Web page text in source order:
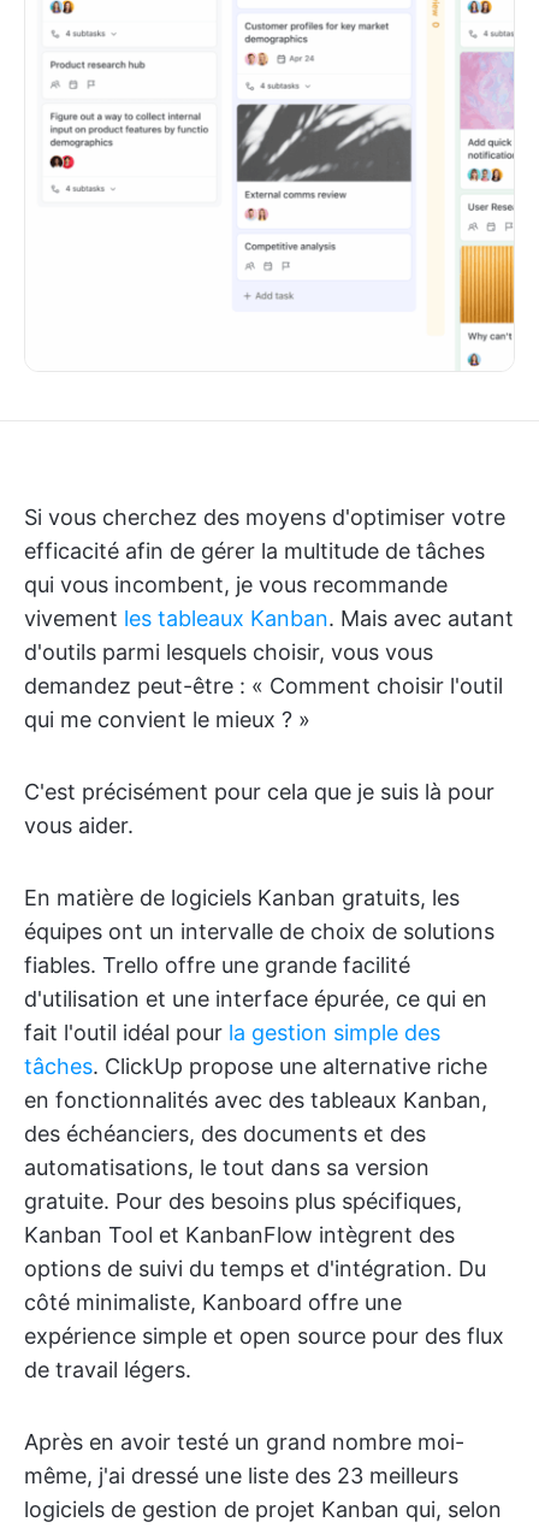
Si vous cherchez des moyens d'optimiser votre
efficacité afin de gérer la multitude de tâches
qui vous incombent, je vous recommande
vivement les tableaux Kanban. Mais avec autant
d'outils parmi lesquels choisir, vous vous
demandez peut-être : « Comment choisir l'outil
qui me convient le mieux ? »
C'est précisément pour cela que je suis là pour
vous aider.
En matière de logiciels Kanban gratuits, les
équipes ont un intervalle de choix de solutions
fiables. Trello offre une grande facilité
d'utilisation et une interface épurée, ce qui en
fait l'outil idéal pour la gestion simple des
tâches. ClickUp propose une alternative riche
en fonctionnalités avec des tableaux Kanban,
des échéanciers, des documents et des
automatisations, le tout dans sa version
gratuite. Pour des besoins plus spécifiques,
Kanban Tool et KanbanFlow intègrent des
options de suivi du temps et d'intégration. Du
côté minimaliste, Kanboard offre une
expérience simple et open source pour des flux
de travail légers.
Après en avoir testé un grand nombre moi-
même, j'ai dressé une liste des 23 meilleurs
logiciels de gestion de projet Kanban qui, selon